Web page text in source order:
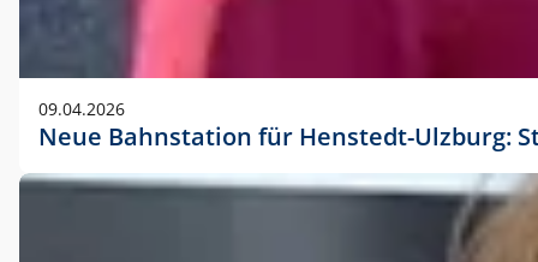
09.04.2026
Neue Bahnstation für Henstedt-Ulzburg: